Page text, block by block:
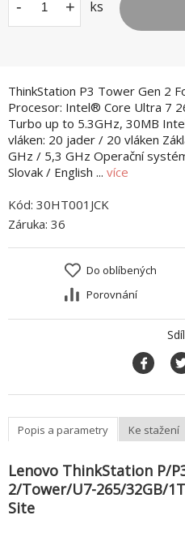
ThinkStation P3 Tower Gen 2
Procesor: Intel® Core Ultra 7
Turbo up to 5.3GHz, 30MB
vláken: 20 jader / 20 vláken
GHz / 5,3 GHz Operační
Slovak / English ... více
- + ks
Kód: 30HT001JCK
Záruka: 36
Do oblíbených
Porovnání
Popis a parametry Ke stažení
Lenovo ThinkStation P/
2/Tower/U7-265/32GB/
Site